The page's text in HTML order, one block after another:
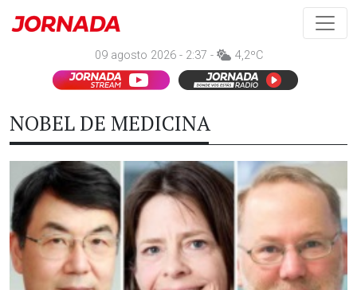
09 agosto 2026 - 2:37 - 4,2ºC
NOBEL DE MEDICINA